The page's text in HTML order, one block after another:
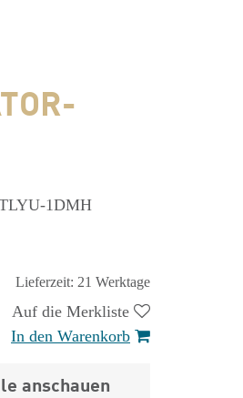
1DMH
Lieferzeit: 21 Werktage
Auf die Merkliste
In den Warenkorb
anschauen